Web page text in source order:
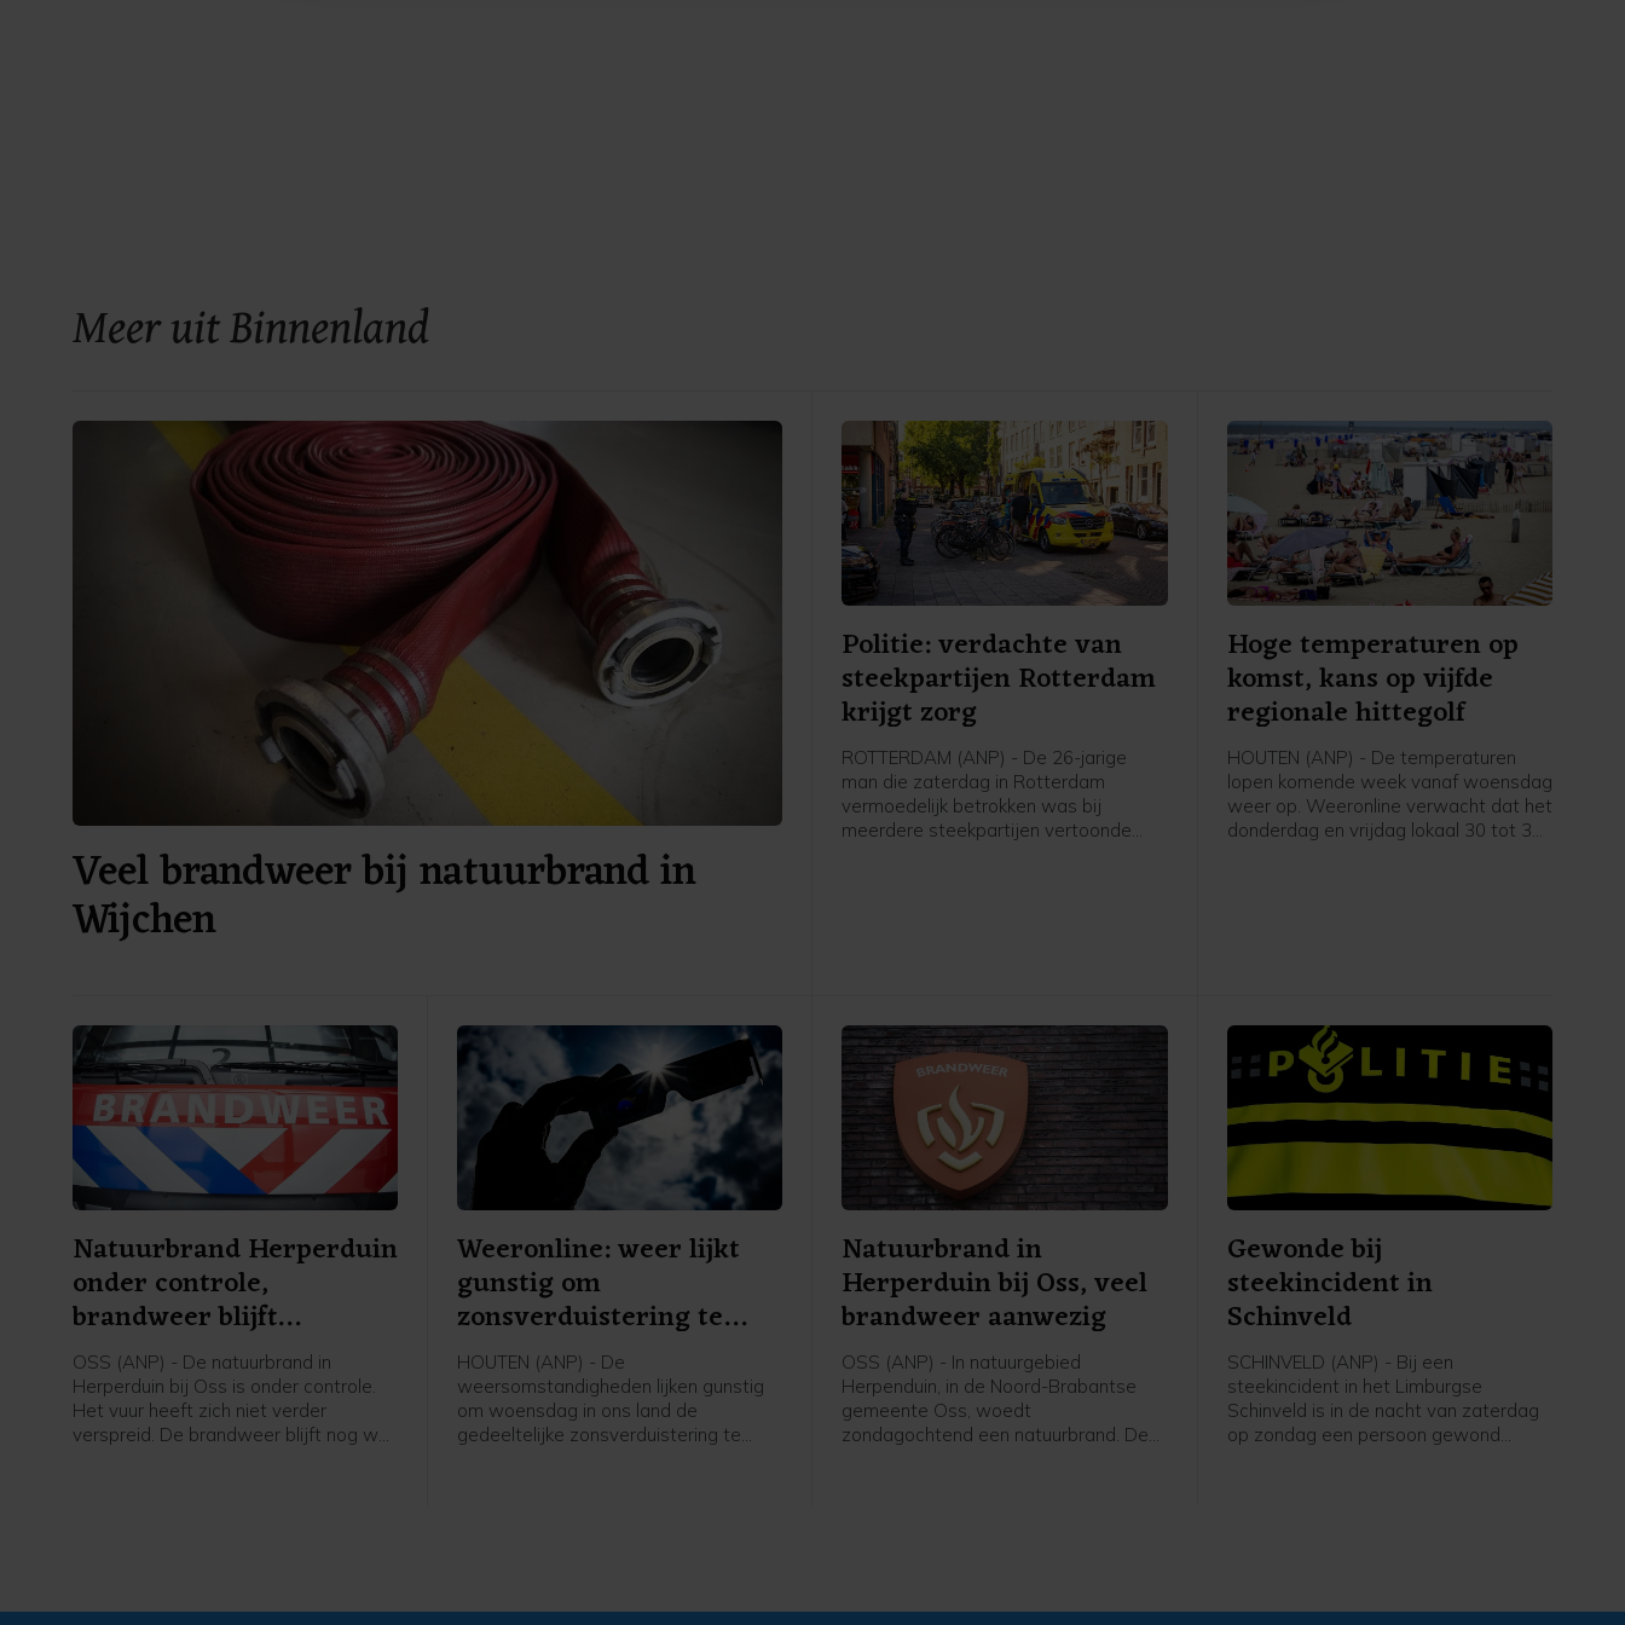
Meer uit Binnenland
Veel brandweer bij natuurbrand in
Wijchen
Politie: verdachte van
steekpartijen Rotterdam
krijgt zorg
ROTTERDAM (ANP) - De 26-jarige
man die zaterdag in Rotterdam
vermoedelijk betrokken was bij
meerdere steekpartijen vertoonde
Hoge temperaturen op
komst, kans op vijfde
regionale hittegolf
HOUTEN (ANP) - De temperaturen
lopen komende week vanaf woensdag
weer op. Weeronline verwacht dat het
donderdag en vrijdag lokaal 30 tot 35
Natuurbrand Herperduin
onder controle,
brandweer blijft
nablussen
OSS (ANP) - De natuurbrand in
Herperduin bij Oss is onder controle.
Het vuur heeft zich niet verder
verspreid. De brandweer blijft nog wel
Weeronline: weer lijkt
gunstig om
zonsverduistering te
zien
HOUTEN (ANP) - De
weersomstandigheden lijken gunstig
om woensdag in ons land de
gedeeltelijke zonsverduistering te
Natuurbrand in
Herperduin bij Oss, veel
brandweer aanwezig
OSS (ANP) - In natuurgebied
Herpenduin, in de Noord-Brabantse
gemeente Oss, woedt
zondagochtend een natuurbrand. De
Gewonde bij
steekincident in
Schinveld
SCHINVELD (ANP) - Bij een
steekincident in het Limburgse
Schinveld is in de nacht van zaterdag
op zondag een persoon gewond